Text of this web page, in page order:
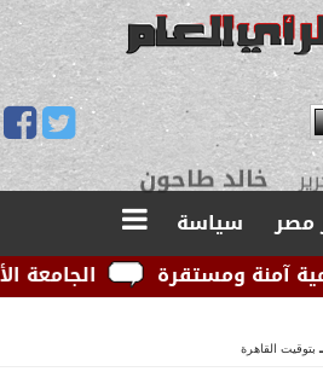
يوسف قبودان
مصر
سياسة
الجامعة
ومستقرة
بتوقيت القاهرة